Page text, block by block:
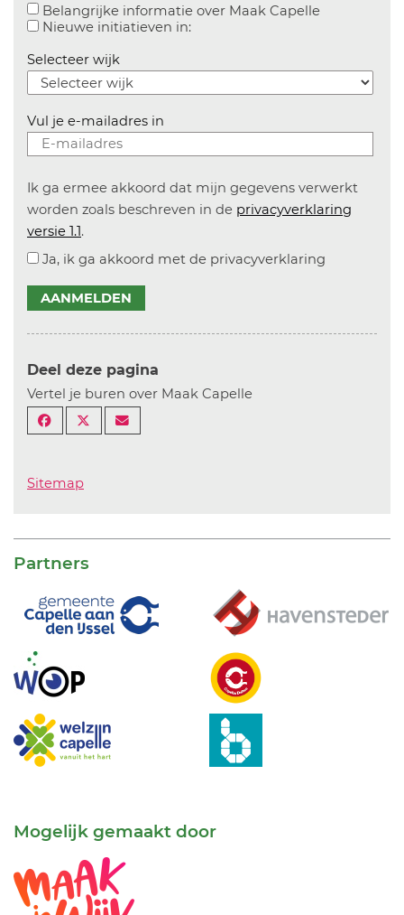
Belangrijke informatie over Maak CapelleAanvinken
Nieuwe initiatieven in:Aanvinken om informatie over
Selecteer wijk
Vul je e-mailadres in
Ik ga ermee akkoord dat mijn gegevens verwerkt
worden zoals beschreven in de privacyverklaring
versie 1.1.
Ja, ik ga akkoord met de privacyverklaring
AANMELDEN
Deel deze pagina
Vertel je buren over Maak Capelle
Sitemap
Partners
Mogelijk gemaakt door